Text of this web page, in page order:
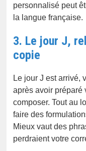
personnalisé peut
la langue française.
3. Le jour J,
copie
Le jour J est arrivé,
après avoir préparé
composer. Tout au
faire des
Mieux vaut des
perdraient votre